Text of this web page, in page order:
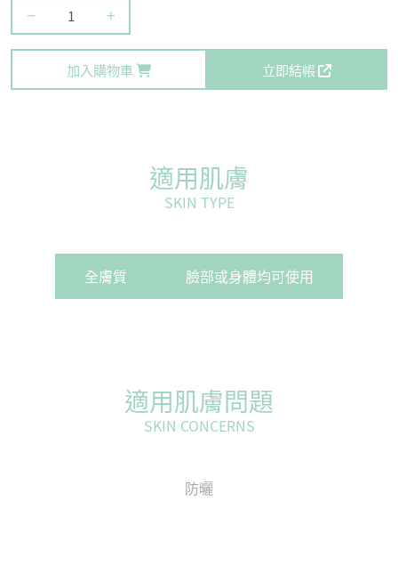
− +
加入購物車 立即結帳
適用肌膚
SKIN TYPE
全膚質 臉部或身體均可使用
適用肌膚問題
SKIN CONCERNS
防曬